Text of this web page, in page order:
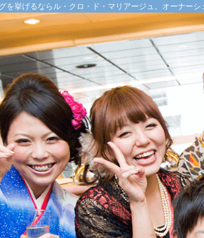
を挙げるならル・クロ・ド・マリアージュ。オーナー